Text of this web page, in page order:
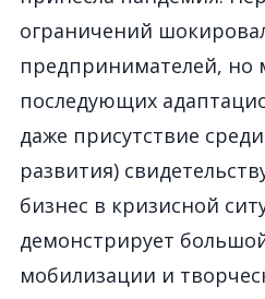
ограничений
предпринимателей, но
последующих
даже присутствие
развития)
бизнес в кризисной
демонстрирует
мобилизации и